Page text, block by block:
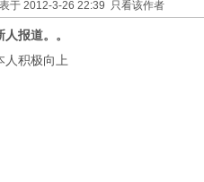
于 2012-3-26 22:39 只看该作者
人报道。。
人积极向上